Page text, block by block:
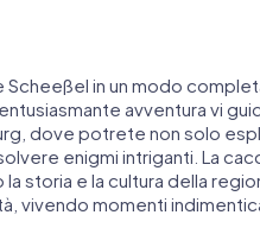
Scheeßel in un modo
avventura vi
dove potrete non solo
enigmi intriganti. La
la storia e la cultura della
vivendo momenti